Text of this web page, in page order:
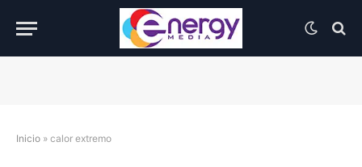
Inicio » calor extremo